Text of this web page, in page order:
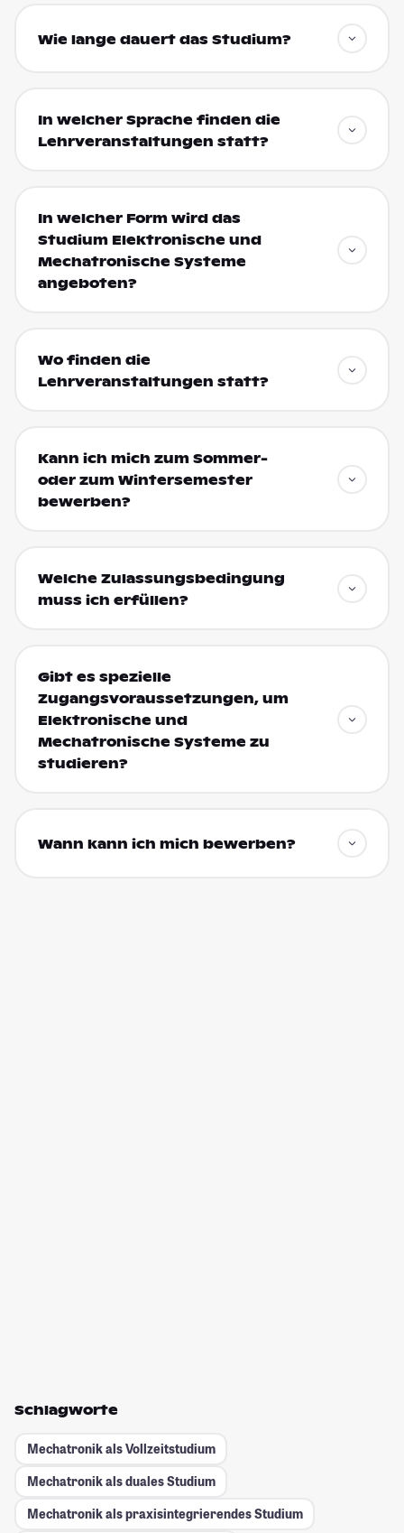
Wie lange dauert das Studium?
In welcher Sprache finden die
Lehrveranstaltungen statt?
In welcher Form wird das
Studium Elektronische und
Mechatronische Systeme
angeboten?
Wo finden die
Lehrveranstaltungen statt?
Kann ich mich zum Sommer-
oder zum Wintersemester
bewerben?
Welche Zulassungsbedingung
muss ich erfüllen?
Gibt es spezielle
Zugangsvoraussetzungen, um
Elektronische und
Mechatronische Systeme zu
studieren?
Wann kann ich mich bewerben?
Schlagworte
Mechatronik als Vollzeitstudium
Mechatronik als duales Studium
Mechatronik als praxisintegrierendes Studium